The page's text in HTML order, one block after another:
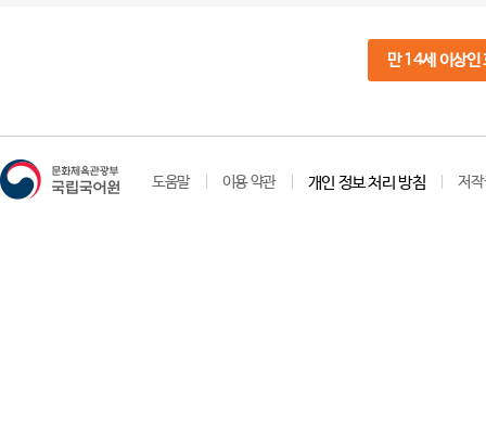
만 14세 이상인
도움말 이용 약관 개인 정보 처리 방침 저